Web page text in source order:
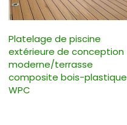
Platelage de piscine
extérieure de conception
moderne/terrasse
composite bois-plastique
WPC